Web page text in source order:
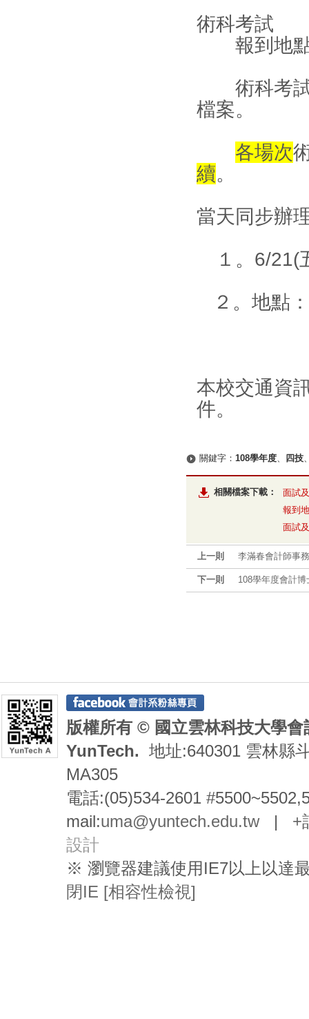
術科考試
報到地點
術科考試
檔案。
各場次
續。
當天同步辦
１。6/21(
２。地點
本校交通資
件。
關鍵字： 108學年度、 四技
相關檔案下載：
面試
報到
面試
上一則 李滿春會計師事
下一則 108學年度會計
版權所有 © 國立雲林科技大學
YunTech. 地址:640301 雲林縣
MA305
電話:(05)534-2601
mail:uma@yuntech.edu.tw| +
設計
※ 瀏覽器建議使用IE7以上以達
閉IE [相容性檢視]